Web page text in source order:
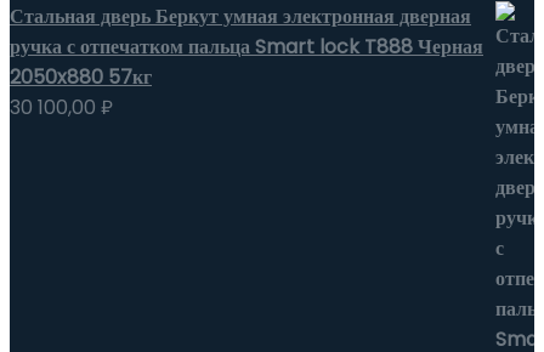
Стальная дверь Беркут умная электронная дверная
ручка с отпечатком пальца Smart lock T888 Черная
2050x880 57кг
30 100,00 ₽